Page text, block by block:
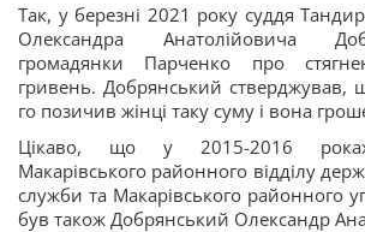
Так, у березні 2021 року суддя
Олександра Анатолійовича
громадянки Парченко про
гривень. Добрянський стверджував,
го позичив жінці таку суму і вона
Цікаво, що у 2015-2016
Макарівського районного відділу
служби та Макарівського районного
був також Добрянський Олександр